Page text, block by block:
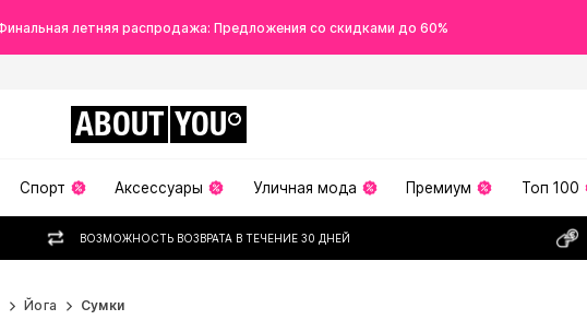
летняя распродажа: Предложения со скидками до 60%
ABOUT YOU
Спорт Аксессуары Уличная мода Премиум Топ 100
ВОЗМОЖНОСТЬ ВОЗВРАТА В ТЕЧЕНИЕ 30 ДНЕЙ
Йога Сумки